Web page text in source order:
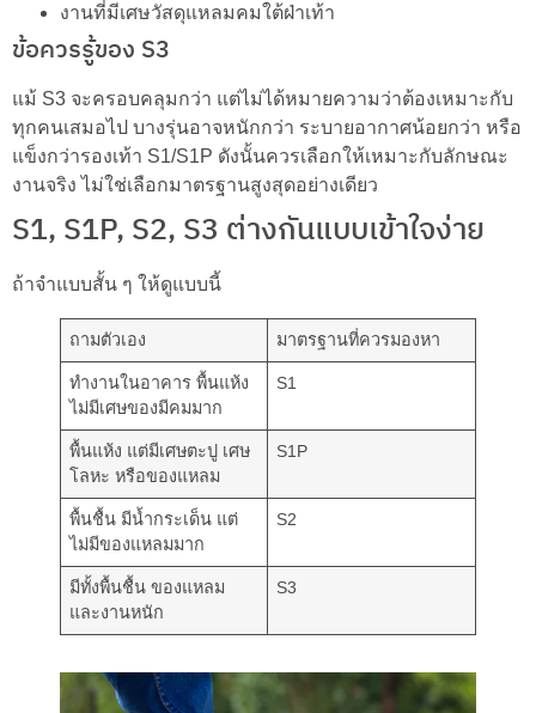
งานที่มีเศษวัสดุแหลมคมใต้ฝ่าเท้า
ข้อควรรู้ของ S3
แม้ S3 จะครอบคลุมกว่า แต่ไม่ได้หมายความว่าต้องเหมาะกับ
ทุกคนเสมอไป บางรุ่นอาจหนักกว่า ระบายอากาศน้อยกว่า หรือ
แข็งกว่ารองเท้า S1/S1P ดังนั้นควรเลือกให้เหมาะกับลักษณะ
งานจริง ไม่ใช่เลือกมาตรฐานสูงสุดอย่างเดียว
S1, S1P, S2, S3 ต่างกันแบบเข้าใจง่าย
ถ้าจำแบบสั้น ๆ ให้ดูแบบนี้
ถามตัวเอง มาตรฐานที่ควรมองหา
ทำงานในอาคาร พื้นแห้ง
ไม่มีเศษของมีคมมาก
S1
พื้นแห้ง แต่มีเศษตะปู เศษ
โลหะ หรือของแหลม
S1P
พื้นชื้น มีน้ำกระเด็น แต่
ไม่มีของแหลมมาก
S2
มีทั้งพื้นชื้น ของแหลม
และงานหนัก
S3